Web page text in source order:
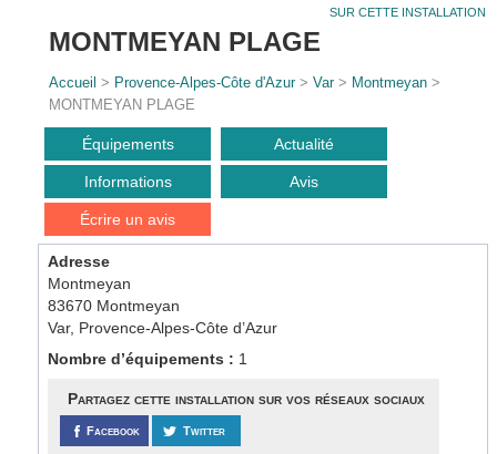
SUR CETTE INSTALLATION
MONTMEYAN PLAGE
Accueil > Provence-Alpes-Côte d'Azur>Var> Montmeyan >
MONTMEYAN PLAGE
Équipements Actualité
Informations Avis
Écrire un avis
Adresse
Montmeyan
83670 Montmeyan
Var, Provence-Alpes-Côte d’Azur
Nombre d’équipements : 1
Partagez cette installation sur vos réseaux sociaux
Facebook Twitter